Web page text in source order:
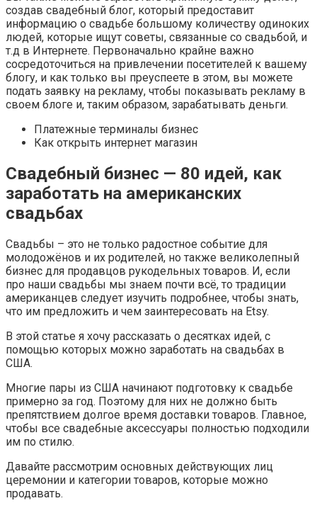
создав свадебный блог, который предоставит
информацию о свадьбе большому количеству одиноких
людей, которые ищут советы, связанные со свадьбой, и
т.д в Интернете. Первоначально крайне важно
сосредоточиться на привлечении посетителей к вашему
блогу, и как только вы преуспеете в этом, вы можете
подать заявку на рекламу, чтобы показывать рекламу в
своем блоге и, таким образом, зарабатывать деньги.
Платежные терминалы бизнес
Как открыть интернет магазин
Свадебный бизнес — 80 идей, как
заработать на американских
свадьбах
Свадьбы – это не только радостное событие для
молодожёнов и их родителей, но также великолепный
бизнес для продавцов рукодельных товаров. И, если
про наши свадьбы мы знаем почти всё, то традиции
американцев следует изучить подробнее, чтобы знать,
что им предложить и чем заинтересовать на Etsy.
В этой статье я хочу рассказать о десятках идей, с
помощью которых можно заработать на свадьбах в
США.
Многие пары из США начинают подготовку к свадьбе
примерно за год. Поэтому для них не должно быть
препятствием долгое время доставки товаров. Главное,
чтобы все свадебные аксессуары полностью подходили
им по стилю.
Давайте рассмотрим основных действующих лиц
церемонии и категории товаров, которые можно
продавать.